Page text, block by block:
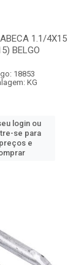
1.1/4X15
BELGO
18853
KG
login ou
se para
e